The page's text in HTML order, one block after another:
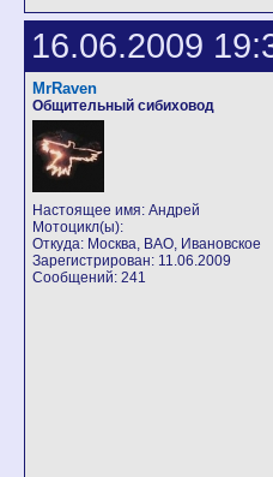
16.06.2009
MrRaven
Общительный сибиховод
Настоящее имя: Андрей
Мотоцикл(ы):
Откуда: Москва, ВАО, Ивановское
Зарегистрирован: 11.06.2009
Сообщений: 241